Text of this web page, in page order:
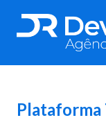
Plataforma